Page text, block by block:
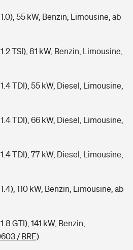
55 kW, Benzin, Limousine, ab
TSI), 81 kW, Benzin, Limousine,
TDI), 55 kW, Diesel, Limousine,
TDI), 66 kW, Diesel, Limousine,
TDI), 77 kW, Diesel, Limousine,
110 kW, Benzin, Limousine, ab
GTI), 141 kW, Benzin,
/ BRE)